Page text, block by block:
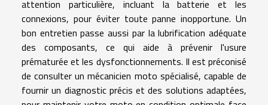
attention particulière, incluant la batterie et les
connexions, pour éviter toute panne inopportune. Un
bon entretien passe aussi par la lubrification adéquate
des composants, ce qui aide à prévenir l'usure
prématurée et les dysfonctionnements. Il est préconisé
de consulter un mécanicien moto spécialisé, capable de
fournir un diagnostic précis et des solutions adaptées,